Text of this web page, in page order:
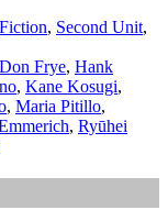
, Second Unit,
Don Frye, Hank
, Kane Kosugi,
, Maria Pitillo,
, Ryūhei